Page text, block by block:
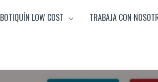
BOTIQUÍN LOW COST TRABAJA CON